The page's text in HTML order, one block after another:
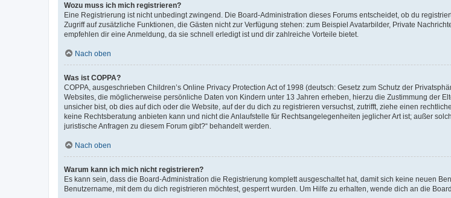
Wozu muss ich mich registrieren?
Eine Registrierung ist nicht unbedingt zwingend. Die Board-Administration dieses Forums entscheidet, ob du
Zugriff auf zusätzliche Funktionen, die Gästen nicht zur Verfügung stehen: zum Beispiel Avatarbilder, Private
empfehlen dir eine Anmeldung, da sie schnell erledigt ist und dir zahlreiche Vorteile bietet.
Nach oben
Was ist COPPA?
COPPA, ausgeschrieben Children’s Online Privacy Protection Act of 1998 (deutsch: Gesetz zum Schutz der
Websites, die möglicherweise persönliche Daten von Kindern unter 13 Jahren erheben, hierzu die Zustimmung der
unsicher bist, ob dies auf dich oder die Website, auf der du dich zu registrieren versuchst, zutrifft, ziehe einen
keine Rechtsberatung anbieten kann und nicht die Anlaufstelle für Rechtsangelegenheiten jeglicher Art ist; außer
juristische Anfragen zu diesem Forum gibt?“ behandelt werden.
Nach oben
Warum kann ich mich nicht registrieren?
Es kann sein, dass die Board-Administration die Registrierung komplett ausgeschaltet hat, damit sich keine neuen
Benutzername, mit dem du dich registrieren möchtest, gesperrt wurden. Um Hilfe zu erhalten, wende dich an die